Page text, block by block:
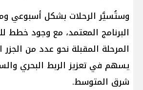
وستُسيَّر الرحلات بشكل أسبوعي
البرنامج المعتمد، مع وجود خطط
المرحلة المقبلة نحو عدد من الجزر
يسهم في تعزيز الربط البحري
شرق المتوسط.